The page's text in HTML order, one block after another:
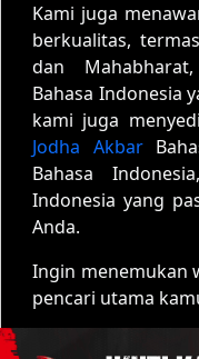
Kami juga
berkualitas,
dan
Bahasa Indonesia
kami juga
Jodha Akbar
Bahasa
Indonesia yang
Anda.
Ingin menemukan
pencari utama